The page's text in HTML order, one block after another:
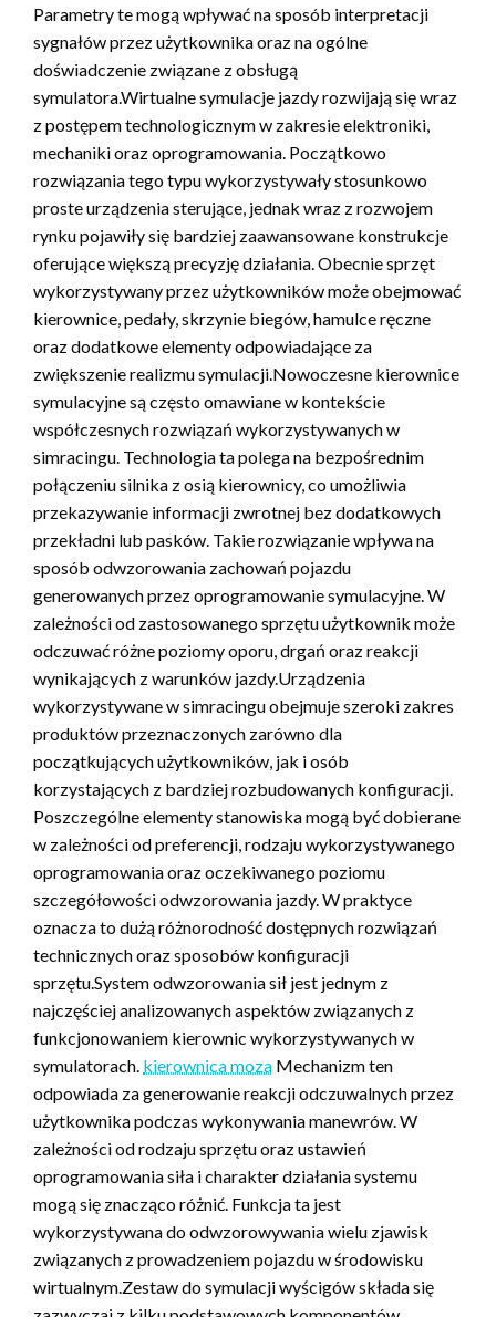
Parametry te mogą wpływać na sposób interpretacji
sygnałów przez użytkownika oraz na ogólne
doświadczenie związane z obsługą
symulatora.Wirtualne symulacje jazdy rozwijają się wraz
z postępem technologicznym w zakresie elektroniki,
mechaniki oraz oprogramowania. Początkowo
rozwiązania tego typu wykorzystywały stosunkowo
proste urządzenia sterujące, jednak wraz z rozwojem
rynku pojawiły się bardziej zaawansowane konstrukcje
oferujące większą precyzję działania. Obecnie sprzęt
wykorzystywany przez użytkowników może obejmować
kierownice, pedały, skrzynie biegów, hamulce ręczne
oraz dodatkowe elementy odpowiadające za
zwiększenie realizmu symulacji.Nowoczesne kierownice
symulacyjne są często omawiane w kontekście
współczesnych rozwiązań wykorzystywanych w
simracingu. Technologia ta polega na bezpośrednim
połączeniu silnika z osią kierownicy, co umożliwia
przekazywanie informacji zwrotnej bez dodatkowych
przekładni lub pasków. Takie rozwiązanie wpływa na
sposób odwzorowania zachowań pojazdu
generowanych przez oprogramowanie symulacyjne. W
zależności od zastosowanego sprzętu użytkownik może
odczuwać różne poziomy oporu, drgań oraz reakcji
wynikających z warunków jazdy.Urządzenia
wykorzystywane w simracingu obejmuje szeroki zakres
produktów przeznaczonych zarówno dla
początkujących użytkowników, jak i osób
korzystających z bardziej rozbudowanych konfiguracji.
Poszczególne elementy stanowiska mogą być dobierane
w zależności od preferencji, rodzaju wykorzystywanego
oprogramowania oraz oczekiwanego poziomu
szczegółowości odwzorowania jazdy. W praktyce
oznacza to dużą różnorodność dostępnych rozwiązań
technicznych oraz sposobów konfiguracji
sprzętu.System odwzorowania sił jest jednym z
najczęściej analizowanych aspektów związanych z
funkcjonowaniem kierownic wykorzystywanych w
symulatorach. kierownica moza Mechanizm ten
odpowiada za generowanie reakcji odczuwalnych przez
użytkownika podczas wykonywania manewrów. W
zależności od rodzaju sprzętu oraz ustawień
oprogramowania siła i charakter działania systemu
mogą się znacząco różnić. Funkcja ta jest
wykorzystywana do odwzorowywania wielu zjawisk
związanych z prowadzeniem pojazdu w środowisku
wirtualnym.Zestaw do symulacji wyścigów składa się